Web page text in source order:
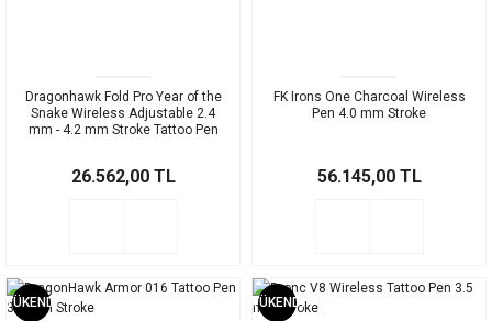
Dragonhawk Fold Pro Year of the
Snake Wireless Adjustable 2.4
mm - 4.2 mm Stroke Tattoo Pen
26.562,00 TL
FK Irons One Charcoal Wireless
Pen 4.0 mm Stroke
56.145,00 TL
TÜKENDİ TÜKENDİ